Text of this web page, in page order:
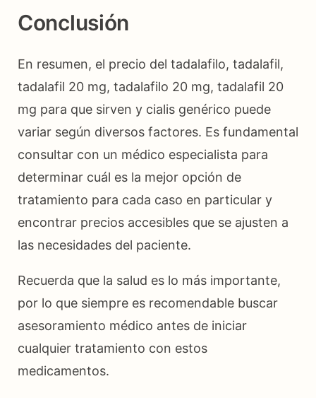
Conclusión
En resumen, el precio del tadalafilo, tadalafil,
tadalafil 20 mg, tadalafilo 20 mg, tadalafil 20
mg para que sirven y cialis genérico puede
variar según diversos factores. Es fundamental
consultar con un médico especialista para
determinar cuál es la mejor opción de
tratamiento para cada caso en particular y
encontrar precios accesibles que se ajusten a
las necesidades del paciente.
Recuerda que la salud es lo más importante,
por lo que siempre es recomendable buscar
asesoramiento médico antes de iniciar
cualquier tratamiento con estos
medicamentos.